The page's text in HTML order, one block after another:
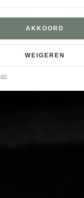
AKKOORD
WEIGEREN